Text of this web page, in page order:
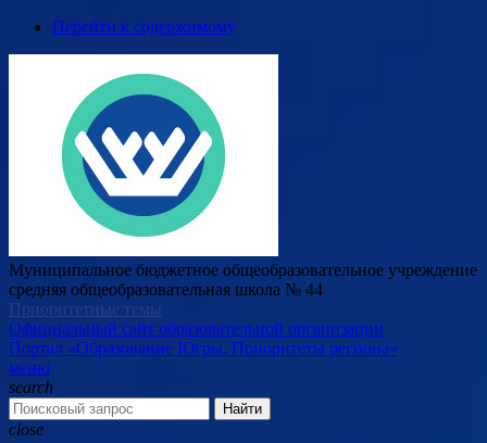
Перейти к содержимому
Муниципальное бюджетное общеобразовательное учреждение
средняя общеобразовательная школа № 44
Приоритетные темы
Официальный сайт образовательной организации
Портал «Образование Югры. Приоритеты региона»
меню
search
Найти
close